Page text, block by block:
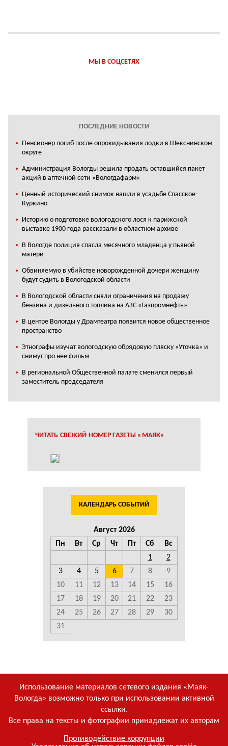
МЫ В СОЦСЕТЯХ
ПОСЛЕДНИЕ НОВОСТИ
Пенсионер погиб после опрокидывания лодки в Шекснинском
округе
Администрация Вологды решила продать оставшийся пакет
акций в аптечной сети «Вологдафарм»
Ценный исторический снимок нашли в усадьбе Спасское-
Куркино
Историю о подготовке вологодского лося к парижской
выставке 1900 года рассказали в областном архиве
В Вологде полиция спасла месячного младенца у пьяной
матери
Обвиняемую в убийстве новорожденной дочери женщину
будут судить в Вологодской области
В Вологодской области сняли ограничения на продажу
бензина и дизельного топлива на АЗС «Газпромнефть»
В центре Вологды у Драмтеатра появится новое общественное
пространство
Этнографы изучат вологодскую обрядовую пляску «Уточка» и
снимут про нее фильм
В региональной Общественной палате сменился первый
заместитель председателя
ЧИТАТЬ СВЕЖИЙ НОМЕР ГАЗЕТЫ «МАЯК»
КАЛЕНДАРЬ СОБЫТИЙ
Август 2026
Пн
Вт Ср Чт Пт Сб
Вс
1
2
3
4 5 6 7 8
9
10
11 12 13 14 15
16
17
18 19 20 21 22
23
24
25 26 27 28 29
30
31
Использование материалов сетевого издания «Маяк-
Вологда» возможно только при использовании активной
ссылки.
Все права на тексты и фотографии принадлежат их авторам
Противодействие коррупции